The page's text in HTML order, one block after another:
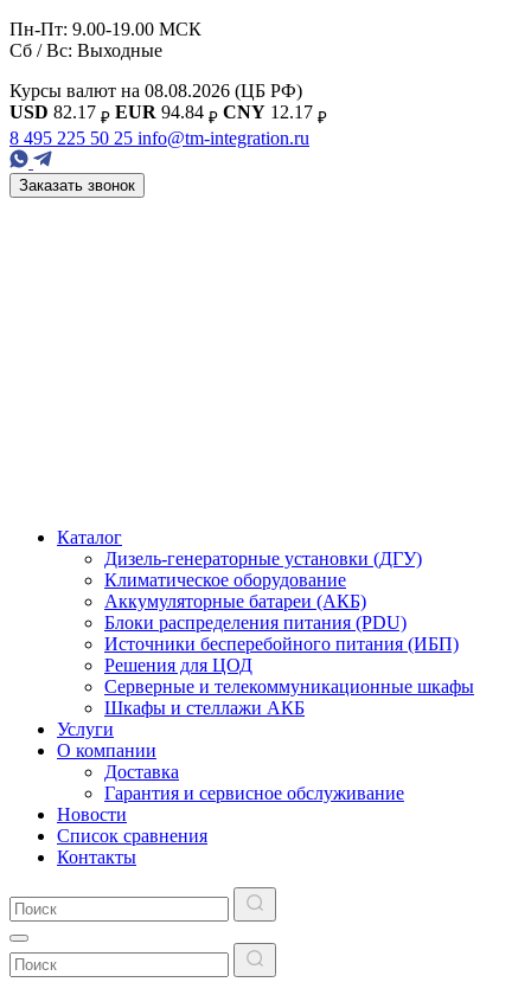
Пн-Пт: 9.00-19.00 МСК
Сб / Вс: Выходные
Курсы валют на 08.08.2026 (ЦБ РФ)
USD 82.17 ₽ EUR 94.84 ₽ CNY 12.17 ₽
8 495 225 50 25 info@tm-integration.ru
Заказать звонок
Каталог
Дизель-генераторные установки (ДГУ)
Климатическое оборудование
Аккумуляторные батареи (АКБ)
Блоки распределения питания (PDU)
Источники бесперебойного питания (ИБП)
Решения для ЦОД
Серверные и телекоммуникационные шкафы
Шкафы и стеллажи АКБ
Услуги
О компании
Доставка
Гарантия и сервисное обслуживание
Новости
Список сравнения
Контакты